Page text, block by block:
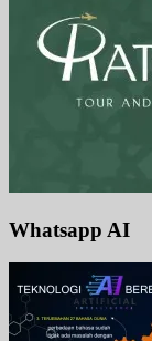
Whatsapp AI